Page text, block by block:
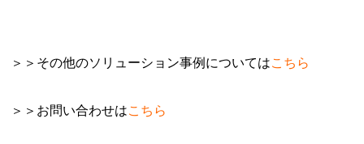
＞＞その他のソリューション事例についてはこちら
＞＞お問い合わせはこちら